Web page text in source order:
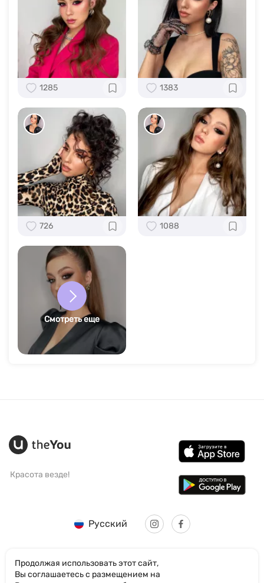
1285 1383
726 1088
Смотреть еще
Красота везде!
Русский
Продолжая использовать этот сайт,
Вы соглашаетесь с размещением на